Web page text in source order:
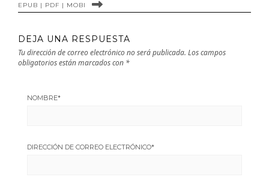
EPUB | PDF | MOBI
DEJA UNA RESPUESTA
Tu dirección de correo electrónico no será publicada. Los campos
obligatorios están marcados con *
NOMBRE*
DIRECCIÓN DE CORREO ELECTRÓNICO*